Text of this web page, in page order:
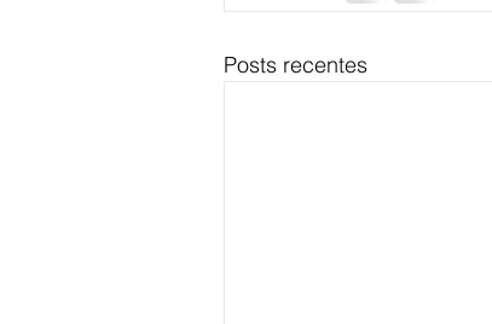
Posts recentes